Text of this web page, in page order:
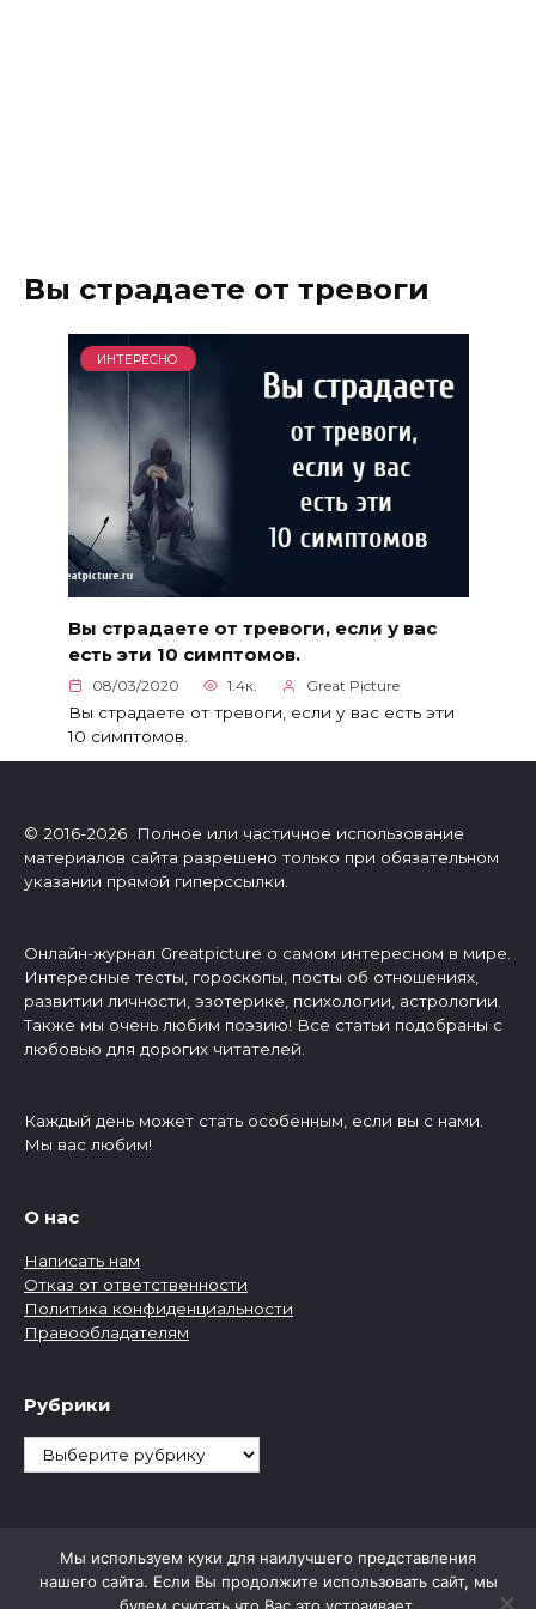
Вы страдаете от тревоги
ИНТЕРЕСНО
Вы страдаете от тревоги, если у вас
есть эти 10 симптомов.
08/03/2020 1.4к. Great Picture
Вы страдаете от тревоги, если у вас есть эти
10 симптомов.
© 2016-2026 Полное или частичное использование
материалов сайта разрешено только при обязательном
указании прямой гиперссылки.
Онлайн-журнал Greatpicture о самом интересном в мире.
Интересные тесты, гороскопы, посты об отношениях,
развитии личности, эзотерике, психологии, астрологии.
Также мы очень любим поэзию! Все статьи подобраны с
любовью для дорогих читателей.
Каждый день может стать особенным, если вы с нами.
Мы вас любим!
О нас
Написать нам
Отказ от ответственности
Политика конфиденциальности
Правообладателям
Рубрики
Рубрики
Мы используем куки для наилучшего представления
нашего сайта. Если Вы продолжите использовать сайт, мы